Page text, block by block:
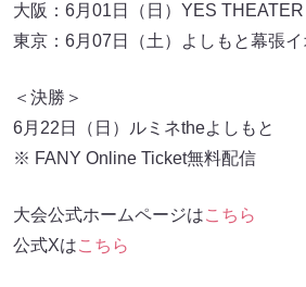
大阪：6月01日（日）YES THEATER
東京：6月07日（土）よしもと幕張
＜決勝＞
6月22日（日）ルミネtheよしもと
※ FANY Online Ticket無料配信
大会公式ホームページはこちら
公式Xはこちら